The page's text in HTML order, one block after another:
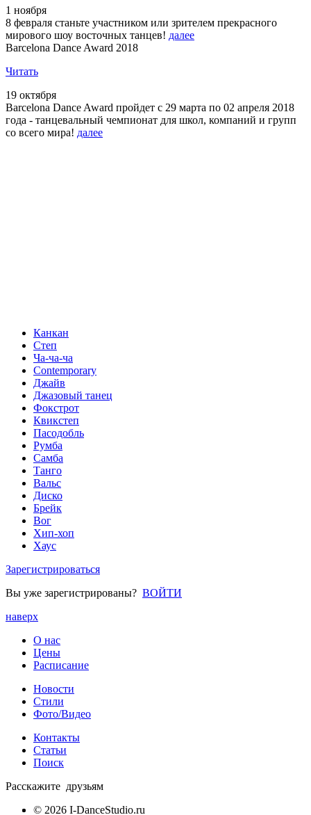
1 ноября
8 февраля станьте участником или зрителем прекрасного
мирового шоу восточных танцев! далее
Barcelona Dance Award 2018
Читать
19 октября
Barcelona Dance Award пройдет с 29 марта по 02 апреля 2018
года - танцевальный чемпионат для школ, компаний и групп
со всего мира! далее
Канкан
Степ
Ча-ча-ча
Contemporary
Джайв
Джазовый танец
Фокстрот
Квикстеп
Пасодобль
Румба
Самба
Танго
Вальс
Диско
Брейк
Вог
Хип-хоп
Хаус
Зарегистрироваться
Вы уже зарегистрированы? ВОЙТИ
наверх
О нас
Цены
Расписание
Новости
Стили
Фото/Видео
Контакты
Статьи
Поиск
Расскажите друзьям
© 2026 I-DanceStudio.ru